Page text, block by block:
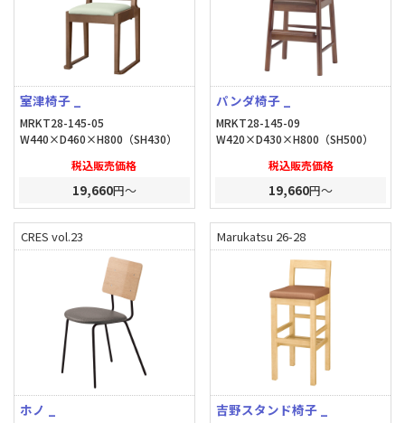
室津椅子 _
MRKT28-145-05
W440×D460×H800（SH430）
税込販売価格
19,660円～
パンダ椅子 _
MRKT28-145-09
W420×D430×H800（SH500）
税込販売価格
19,660円～
CRES vol.23
ホノ _
Marukatsu 26-28
吉野スタンド椅子 _